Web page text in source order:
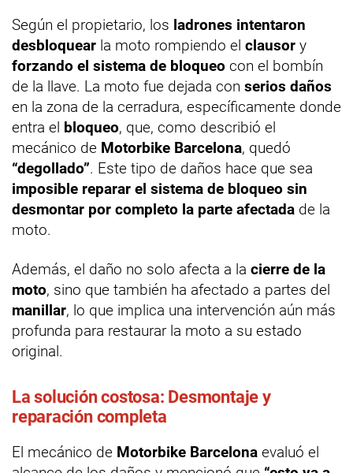
Según el propietario, los ladrones intentaron
desbloquear la moto rompiendo el clausor y
forzando el sistema de bloqueo con el bombín
de la llave. La moto fue dejada con serios daños
en la zona de la cerradura, específicamente donde
entra el bloqueo, que, como describió el
mecánico de Motorbike Barcelona, quedó
“degollado”. Este tipo de daños hace que sea
imposible reparar el sistema de bloqueo sin
desmontar por completo la parte afectada de la
moto.
Además, el daño no solo afecta a la cierre de la
moto, sino que también ha afectado a partes del
manillar, lo que implica una intervención aún más
profunda para restaurar la moto a su estado
original.
La solución costosa: Desmontaje y
reparación completa
El mecánico de Motorbike Barcelona evaluó el